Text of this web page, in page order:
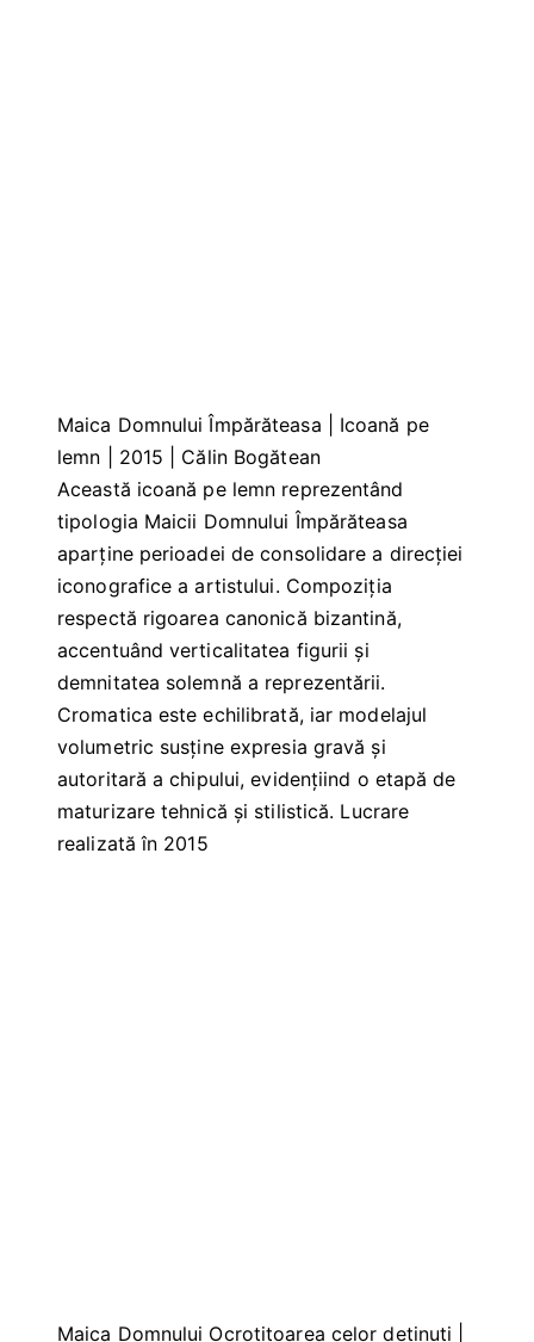
Maica Domnului Împărăteasa | Icoană pe
lemn | 2015 | Călin Bogătean
Această icoană pe lemn reprezentând
tipologia Maicii Domnului Împărăteasa
aparține perioadei de consolidare a direcției
iconografice a artistului. Compoziția
respectă rigoarea canonică bizantină,
accentuând verticalitatea figurii și
demnitatea solemnă a reprezentării.
Cromatica este echilibrată, iar modelajul
volumetric susține expresia gravă și
autoritară a chipului, evidențiind o etapă de
maturizare tehnică și stilistică. Lucrare
realizată în 2015
Maica Domnului Ocrotitoarea celor deținuți |